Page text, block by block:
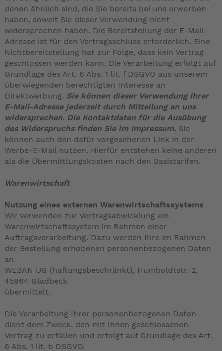
denen ähnlich sind, die Sie bereits bei uns erworben
haben, soweit Sie dieser Verwendung nicht
widersprochen haben. Die Bereitstellung der E-Mail-
Adresse ist für den Vertragsschluss erforderlich. Eine
Nichtbereitstellung hat zur Folge, dass kein Vertrag
geschlossen werden kann. Die Verarbeitung erfolgt auf
Grundlage des Art. 6 Abs. 1 lit. f DSGVO aus unserem
überwiegenden berechtigten Interesse an
Direktwerbung. Sie können dieser Verwendung Ihrer
E-Mail-Adresse jederzeit durch Mitteilung an uns
widersprechen. Die Kontaktdaten für die Ausübung
des Widerspruchs finden Sie im Impressum.Sie
können auch den dafür vorgesehenen Link in der
Werbe-E-Mail nutzen. Hierfür entstehen keine anderen
als die Übermittlungskosten nach den Basistarifen.
Warenwirtschaft
Nutzung eines externen Warenwirtschaftssystems
Wir verwenden zur Vertragsabwicklung ein
Warenwirtschaftssystem im Rahmen einer
Auftragsverarbeitung. Dazu werden Ihre im Rahmen
der Bestellung erhobenen personenbezogenen Daten
an
WEBAN UG (haftungsbeschränkt), Humboldtstr. 2,
45964 Gladbeck
übermittelt.
Die Verarbeitung Ihrer personenbezogenen Daten
dient dem Zweck, den mit Ihnen geschlossenen
Vertrag zu erfüllen und erfolgt auf Grundlage des Art.
6 Abs. 1 lit. b DSGVO.